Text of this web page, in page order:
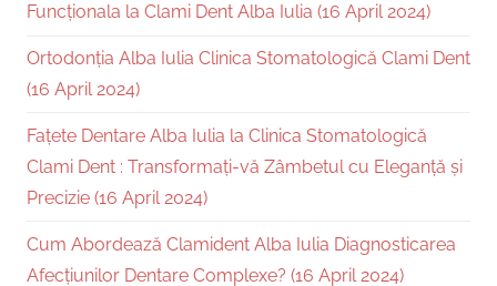
Funcționala la Clami Dent Alba Iulia (16 April 2024)
Ortodonția Alba Iulia Clinica Stomatologică Clami Dent
(16 April 2024)
Fațete Dentare Alba Iulia la Clinica Stomatologică
Clami Dent : Transformați-vă Zâmbetul cu Eleganță și
Precizie (16 April 2024)
Cum Abordează Clamident Alba Iulia Diagnosticarea
Afecțiunilor Dentare Complexe? (16 April 2024)